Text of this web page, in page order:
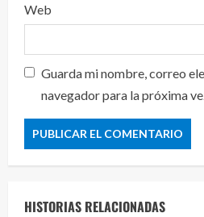
Web
Guarda mi nombre, correo
navegador para la próxima
HISTORIAS RELACIONADAS